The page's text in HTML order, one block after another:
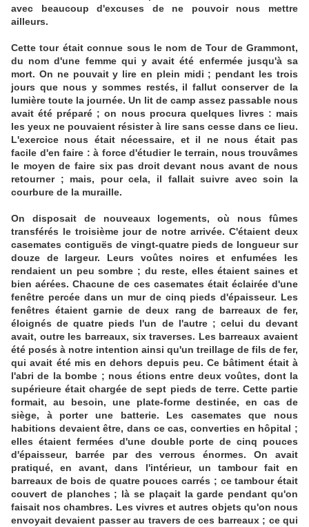
avec beaucoup d'excuses de ne pouvoir nous mettre
ailleurs.
Cette tour était connue sous le nom de Tour de Grammont,
du nom d'une femme qui y avait été enfermée jusqu'à sa
mort. On ne pouvait y lire en plein midi ; pendant les trois
jours que nous y sommes restés, il fallut conserver de la
lumière toute la journée. Un lit de camp assez passable nous
avait été préparé ; on nous procura quelques livres : mais
les yeux ne pouvaient résister à lire sans cesse dans ce lieu.
L'exercice nous était nécessaire, et il ne nous était pas
facile d'en faire : à force d'étudier le terrain, nous trouvâmes
le moyen de faire six pas droit devant nous avant de nous
retourner ; mais, pour cela, il fallait suivre avec soin la
courbure de la muraille.
On disposait de nouveaux logements, où nous fûmes
transférés le troisième jour de notre arrivée. C'étaient deux
casemates contiguës de vingt-quatre pieds de longueur sur
douze de largeur. Leurs voûtes noires et enfumées les
rendaient un peu sombre ; du reste, elles étaient saines et
bien aérées. Chacune de ces casemates était éclairée d'une
fenêtre percée dans un mur de cinq pieds d'épaisseur. Les
fenêtres étaient garnie de deux rang de barreaux de fer,
éloignés de quatre pieds l'un de l'autre ; celui du devant
avait, outre les barreaux, six traverses. Les barreaux avaient
été posés à notre intention ainsi qu'un treillage de fils de fer,
qui avait été mis en dehors depuis peu. Ce bâtiment était à
l'abri de la bombe ; nous étions entre deux voûtes, dont la
supérieure était chargée de sept pieds de terre. Cette partie
formait, au besoin, une plate-forme destinée, en cas de
siège, à porter une batterie. Les casemates que nous
habitions devaient être, dans ce cas, converties en hôpital ;
elles étaient fermées d'une double porte de cinq pouces
d'épaisseur, barrée par des verrous énormes. On avait
pratiqué, en avant, dans l'intérieur, un tambour fait en
barreaux de bois de quatre pouces carrés ; ce tambour était
couvert de planches ; là se plaçait la garde pendant qu'on
faisait nos chambres. Les vivres et autres objets qu'on nous
envoyait devaient passer au travers de ces barreaux ; ce qui